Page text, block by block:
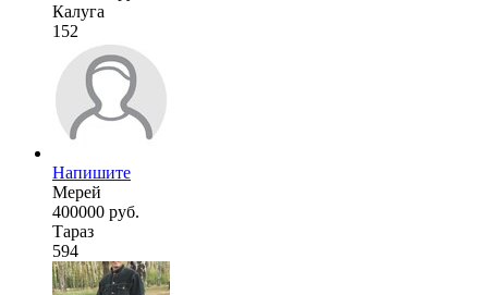
Калуга
152
Напишите
Мерей
400000 руб.
Тараз
594